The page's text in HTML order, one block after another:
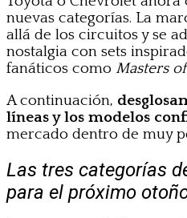
nuevas categorías. La
allá de los circuitos y se
nostalgia con sets
fanáticos como Masters
A continuación,
líneas y los modelos
mercado dentro de muy
Las tres categorías
para el próximo